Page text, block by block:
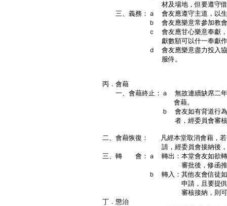
材及場地，但要遵守借用
三、義務：ａ 會友應遵守主道，以生
ｂ 會友應樂意常參加教會各
ｃ 會友應甘心樂意奉獻，同心
獻數額可以什一奉獻作
ｄ 會友應樂意盡力投入協助教
服侍。
丙．會藉
一、會藉終止：ａ 無故連續缺席二年
會藉。
ｂ 會友如有背道行為，使基
者，經委員會審核，可終止
二、會藉恢復： 凡經本堂取消會藉，若
請，經委員會接納後，可
三、轉 會：ａ 轉出：本堂會友如欲轉
審批後，修函推
ｂ 轉入：其他友會信徒如欲申
申請，且要提供所屬堂會
審核接納，則可成為
丁．懲治